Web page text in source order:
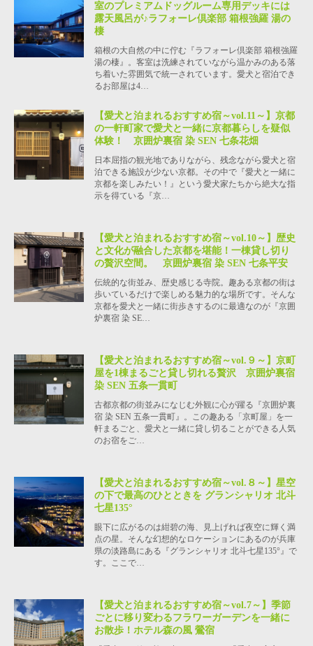
室のプレミアムドッグルーム専用デッキには
露天風呂が♪ラフォーレ倶楽部 箱根強羅 湯の
棲
箱根の大自然の中に佇む『ラフォーレ倶楽部 箱根強羅
湯の棲』。客室は洗練されていながら温かみのある落
ち着いた雰囲気で統一されています。愛犬と宿泊でき
るお部屋は4…
【愛犬と泊まれるおすすめ宿～vol.11～】京都
の一軒町家で愛犬と一緒に京都暮らしを疑似
体験！ 京囲炉裏宿 染 SEN 七条花畑
日本屈指の観光地でありながら、残念ながら愛犬と宿
泊できる施設が少ない京都。その中で『愛犬と一緒に
京都を楽しみたい！』という愛犬家たちから絶大な指
示を得ている『京…
【愛犬と泊まれるおすすめ宿～vol.10～】歴史
と文化が融合した京都を堪能！一棟貸し切り
の贅沢空間。 京囲炉裏宿 染 SEN 七条平安
伝統的な街並み、歴史感じる寺院。趣ある京都の街は
歩いているだけで楽しめる魅力的な場所です。そんな
京都を愛犬と一緒に街歩きするのに最適なのが『京囲
炉裏宿 染 SE…
【愛犬と泊まれるおすすめ宿～vol.９～】京町
屋を1棟まるごと貸し切れる贅沢 京囲炉裏宿
染 SEN 五条一貫町
古都京都の街並みになじむ外観に心が躍る『京囲炉裏
宿 染 SEN 五条一貫町』。この趣ある「京町屋」を一
軒まるごと、愛犬と一緒に貸し切ることができる人気
のお宿をご…
【愛犬と泊まれるおすすめ宿～vol.８～】星空
の下で最高のひとときを グランシャリオ 北斗
七星135°
眼下に広がるのは紺碧の海、見上げれば夜空に輝く満
点の星。そんな幻想的なロケーションにあるのが兵庫
県の淡路島にある『グランシャリオ 北斗七星135°』で
す。ここで…
【愛犬と泊まれるおすすめ宿～vol.7～】季節
ごとに移り変わるフラワーガーデンを一緒に
お散歩！ホテル森の風 鶯宿